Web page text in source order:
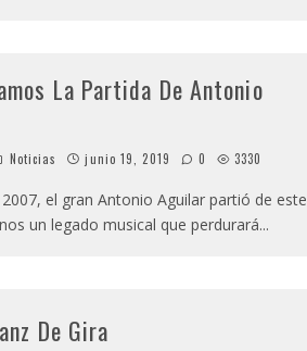
La Partida De Antonio
Noticias junio 19, 2019 0 3330
el gran Antonio Aguilar partió de este
un legado musical que perdurará...
De Gira